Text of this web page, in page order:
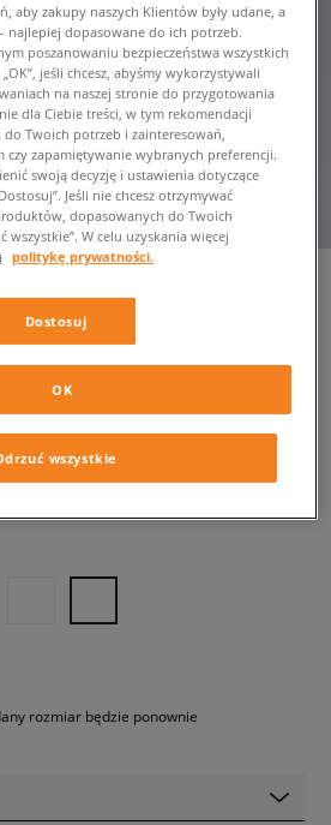
rozmiar będzie ponownie
aby zakupy naszych Klientów były udane, a
najlepiej dopasowane do ich potrzeb.
poszanowaniu bezpieczeństwa wszystkich
jeśli chcesz, abyśmy wykorzystywali
na naszej stronie do przygotowania
dla Ciebie treści, w tym rekomendacji
Twoich potrzeb i zainteresowań,
czy zapamiętywanie wybranych preferencji.
swoją decyzję i ustawienia dotyczące
Jeśli nie chcesz otrzymywać
dopasowanych do Twoich
wszystkie”. W celu uzyskania więcej
politykę prywatności.
Dostosuj
wszystkie
OK